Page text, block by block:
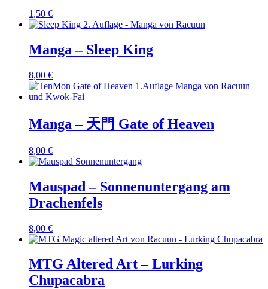
1,50 €
Manga – Sleep King
8,00 €
Manga – 天門 Gate of Heaven
8,00 €
Mauspad – Sonnenuntergang am
Drachenfels
8,00 €
MTG Altered Art – Lurking
Chupacabra